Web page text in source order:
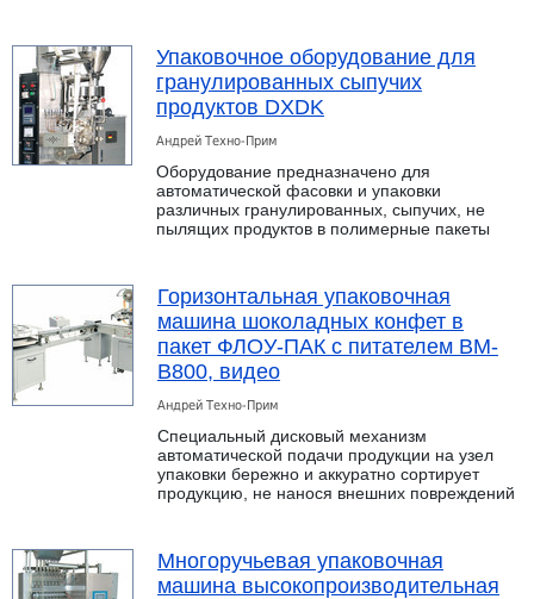
Упаковочное оборудование для
гранулированных сыпучих
продуктов DXDK
Андрей Техно-Прим
Оборудование предназначено для
автоматической фасовки и упаковки
различных гранулированных, сыпучих, не
пылящих продуктов в полимерные пакеты
Горизонтальная упаковочная
машина шоколадных конфет в
пакет ФЛОУ-ПАК с питателем BM-
B800, видео
Андрей Техно-Прим
Специальный дисковый механизм
автоматической подачи продукции на узел
упаковки бережно и аккуратно сортирует
продукцию, не нанося внешних повреждений
Многоручьевая упаковочная
машина высокопроизводительная